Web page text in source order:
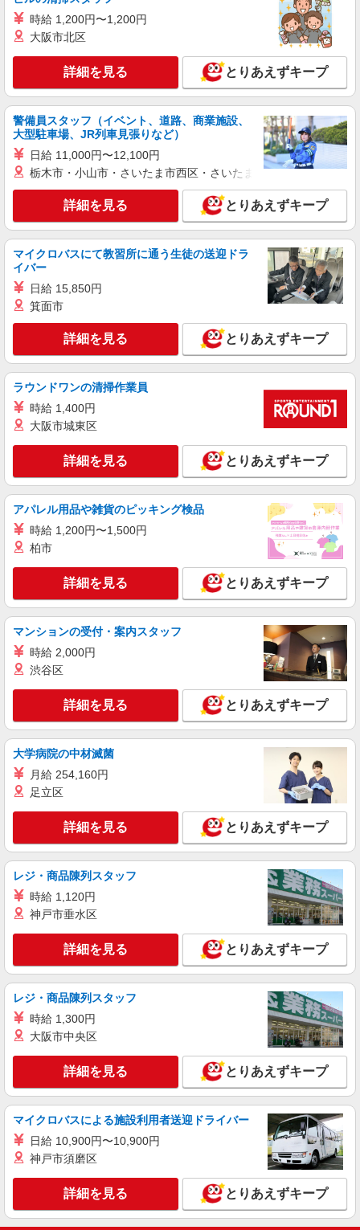
派遣社員
ギフト・ゲーム等のシール貼り・包装・仕分け
時給1,750円以上（深夜手当含む）＋交通費全
額支給 ◆月収例 308,000円 （夜勤シフト 21時〜
翌6時 週5日勤務の場合） 時給1,750円×8h×22日勤
務
愛知県あま市 ★上記以外にも多数派遣先有
キープ 詳細を見る
派遣社員
LAPI-Staff株式会社 東海エリア/軽作業
ゲーム・DVDのピッキング・仕分け
時給1,750円以上（深夜手当含む）＋交通費全
額支給 ◆月収例 308,000円 （夜勤シフト 21時〜
翌6時 週5日勤務の場合） 時給1,750円×8h×22日勤
愛知県あま市 ★上記以外にも多数派遣先有
派遣社員
LAPI-Staff株式会社 東海エリア/軽作業
アニメグッズやお菓子等の仕分け、梱包
時給1,750円以上（深夜手当含む）＋交通費全
務
愛知県あま市 ★上記以外にも多数派遣先有
キープ 詳細を見る
派遣社員
LAPI-Staff株式会社 東海エリア/軽作業
ゲーム・DVDのピッキング・仕分け
時給1,750円以上（深夜手当含む）＋交通費全
額支給 ◆月収例 308,000円 （夜勤シフト 21時〜
翌6時 週5日勤務の場合） 時給1,750円×8h×22日勤
務
愛知県あま市 ★上記以外にも多数派遣先有
詳細を見る
派遣社員
LAPI-Staff株式会社 東海エリア/軽作業
おもちゃ・玩具などの仕分け・シール貼り・梱
包
時給1,750円以上（深夜手当含む）＋交通費全
額支給 ◆月収例 308,000円 （夜勤シフト 21時〜
翌6時 週5日勤務の場合） 時給1,750円×8h×22日勤
愛知県あま市 ★上記以外にも多数派遣先有
キープ 詳細を見る
派遣社員
LAPI-Staff株式会社 東海エリア/軽作業
DVD・ゲームの仕分け・検品など
時給1,400円以上＋交通費全額支給 ※夜勤は時
246,400円 （日勤シフト10時〜19時 週5日勤務の
場合） 時給1,400円×8h×22日勤務
愛知県あま市 ★上記以外にも多数派遣先有
キープ 詳細を見る
時給 1,200円〜1,200円
大阪市北区
詳細を見る とりあえずキープ
警備員スタッフ（イベント、道路、商業施設、
大型駐車場、JR列車見張りなど）
日給 11,000円〜12,100円
栃木市・小山市・さいたま市西区・さいたま市岩槻区・久喜市・
詳細を見る とりあえずキープ
マイクロバスにて教習所に通う生徒の送迎ドラ
イバー
日給 15,850円
箕面市
詳細を見る とりあえずキープ
ラウンドワンの清掃作業員
時給 1,400円
大阪市城東区
詳細を見る とりあえずキープ
アパレル用品や雑貨のピッキング検品
時給 1,200円〜1,500円
柏市
詳細を見る とりあえずキープ
マンションの受付・案内スタッフ
時給 2,000円
渋谷区
詳細を見る とりあえずキープ
大学病院の中材滅菌
月給 254,160円
足立区
詳細を見る とりあえずキープ
レジ・商品陳列スタッフ
時給 1,120円
神戸市垂水区
詳細を見る とりあえずキープ
レジ・商品陳列スタッフ
時給 1,300円
大阪市中央区
詳細を見る とりあえずキープ
マイクロバスによる施設利用者送迎ドライバー
日給 10,900円〜10,900円
神戸市須磨区
詳細を見る とりあえずキープ